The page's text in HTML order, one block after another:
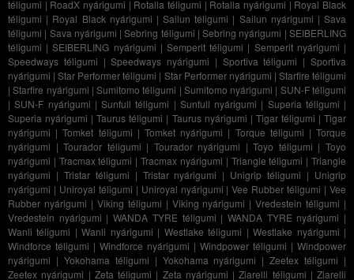
téligumi | RoadX nyárigumi | Rotalla téligumi | Rotalla nyárigumi | Royal Black
téligumi | Royal Black nyárigumi |Sailun téligumi | Sailun nyárigumi |Sava
téligumi | Sava nyárigumi |Sebring téligumi |Sebring nyárigumi |SEIBERLING
téligumi |SEIBERLING nyárigumi |Semperit téligumi | Semperit nyárigumi |
Speedways téligumi |Speedways nyárigumi | Sportiva téligumi |Sportiva
nyárigumi |Star Performer téligumi | Star Performer nyárigumi | Starfire téligumi
|Starfire nyárigumi |Sumitomo téligumi | Sumitomo nyárigumi | SUN-F téligumi
|SUN-F nyárigumi | Sunfull téligumi | Sunfull nyárigumi | Superia téligumi |
Superia nyárigumi |Taurus téligumi | Taurus nyárigumi | Tigar téligumi |Tigar
nyárigumi |Tomket téligumi | Tomket nyárigumi | Torque téligumi |Torque
nyárigumi |Tourador téligumi | Tourador nyárigumi |Toyo téligumi |Toyo
nyárigumi | Tracmax téligumi |Tracmax nyárigumi | Triangle téligumi |Triangle
nyárigumi | Tristar téligumi | Tristar nyárigumi | Unigrip téligumi | Unigrip
nyárigumi | Uniroyal téligumi | Uniroyal nyárigumi |Vee Rubber téligumi |Vee
Rubber nyárigumi | Viking téligumi | Viking nyárigumi |Vredestein téligumi |
Vredestein nyárigumi |WANDA TYRE téligumi | WANDA TYRE nyárigumi |
Wanli téligumi |Wanli nyárigumi | Westlake téligumi |Westlake nyárigumi |
Windforce téligumi | Windforce nyárigumi | Windpower téligumi | Windpower
nyárigumi | Yokohama téligumi | Yokohama nyárigumi |Zeetex téligumi |
Zeetex nyárigumi | Zeta téligumi | Zeta nyárigumi |Ziarelli téligumi | Ziarelli